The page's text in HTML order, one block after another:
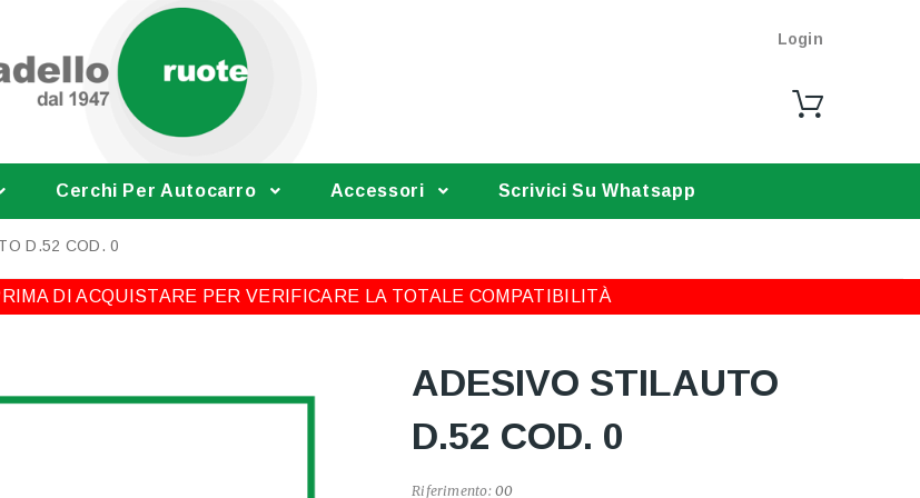
Login
Cerchi Per Autocarro Accessori Scrivici Su Whatsapp
D.52 COD. 0
DI ACQUISTARE PER VERIFICARE LA TOTALE COMPATIBILITÀ
ADESIVO STILAUTO
D.52 COD. 0
Riferimento: 00